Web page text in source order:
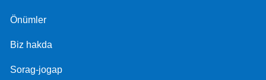
Önümler
Biz hakda
Sorag-jogap